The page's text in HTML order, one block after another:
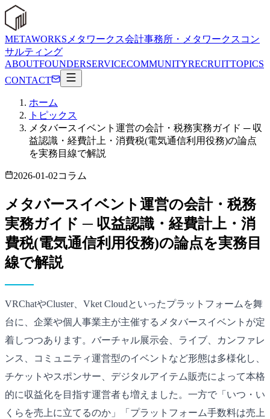
METAWORKS メタワークス会計事務所・メタワークスコン
サルティング
ABOUTFOUNDERSERVICECOMMUNITYRECRUITTOPICS
CONTACT
ホーム
トピックス
メタバースイベント運営の会計・税務実務ガイド ─ 収
益認識・経費計上・消費税(電気通信利用役務)の論点
を実務目線で解説
2026-01-02コラム
メタバースイベント運営の会計・税務
実務ガイド ─ 収益認識・経費計上・消
費税(電気通信利用役務)の論点を実務目
線で解説
VRChatやCluster、Vket Cloudといったプラットフォームを舞
台に、企業や個人事業主が主催するメタバースイベントが定
着しつつあります。バーチャル展示会、ライブ、カンファレ
ンス、コミュニティ運営型のイベントなど形態は多様化し、
チケットやスポンサー、デジタルアイテム販売によって本格
的に収益化を目指す運営者も増えました。一方で「いつ・い
くらを売上に立てるのか」「プラットフォーム手数料は売上